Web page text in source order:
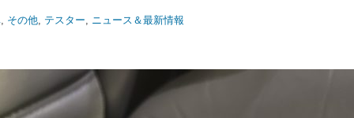
, その他, テスター, ニュース＆最新情報